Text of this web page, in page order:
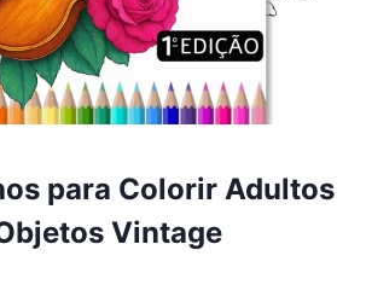
para Colorir Adultos
Vintage